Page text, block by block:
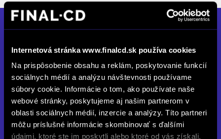
Internetová stránka www.finalcd.sk používa cookies
Na prispôsobenie obsahu a reklám, poskytovanie funkcií
sociálnych médií a analýzu návštevnosti používame
súbory cookie. Informácie o tom, ako používate naše
webové stránky, poskytujeme aj našim partnerom v
oblasti sociálnych médií, inzercie a analýzy. Títo partneri
môžu príslušné informácie skombinovať s ďalšími
údajmi, ktoré ste im poskytli alebo ktoré od vás získali,
FINAL-CD BA, Lamač
Hodonínska cesta 11, 841 03 Bratislava
Zatvorené
Po až Pia: 08:00 - 17:00
So: Zatvorené
info.hodoninska@finalcd.sk
+421 2 69 20 37 00